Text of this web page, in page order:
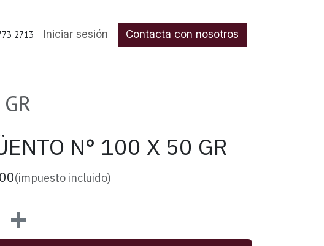
Contáctenos
2713 Iniciar sesión Contacta con nosotros
N° 100 X 50 GR
(impuesto incluido)